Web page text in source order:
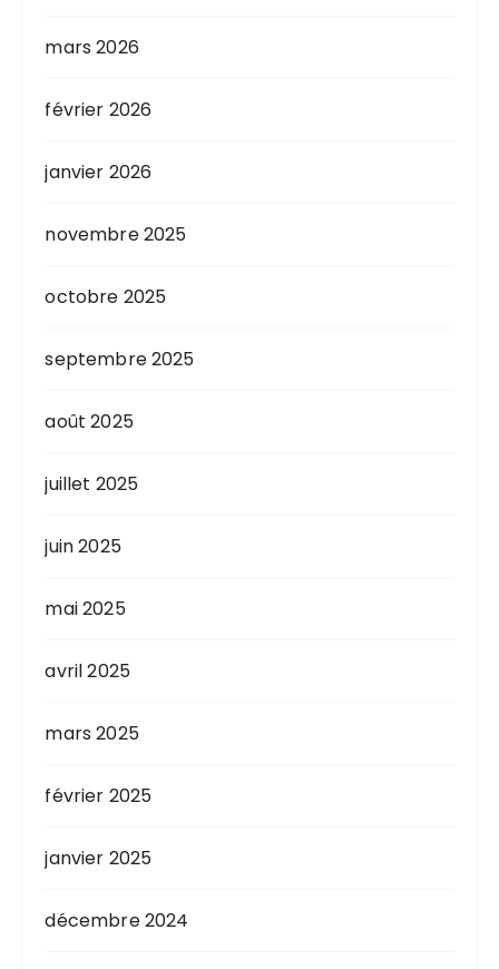
mars 2026
février 2026
janvier 2026
novembre 2025
octobre 2025
septembre 2025
août 2025
juillet 2025
juin 2025
mai 2025
avril 2025
mars 2025
février 2025
janvier 2025
décembre 2024